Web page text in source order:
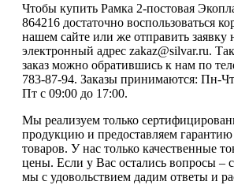
Чтобы купить Рамка 2-постовая
864216 достаточно воспользоваться
нашем сайте или же отправить заявку
электронный адрес zakaz@silvar.ru.
заказ можно обратившись к нам по
783-87-94. Заказы принимаются: Пн-
Пт с 09:00 до 17:00.
Мы реализуем только
продукцию и предоставляем
товаров. У нас только качественные
цены. Если у Вас остались вопросы –
мы с удовольствием дадим ответы и